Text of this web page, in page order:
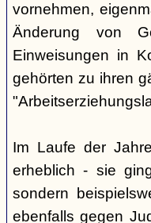
vornehmen,
Änderung von
Einweisungen in
gehörten zu ihren
Im Laufe der
erheblich - sie
sondern
ebenfalls gegen